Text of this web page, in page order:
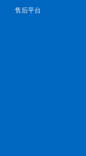
售后平台